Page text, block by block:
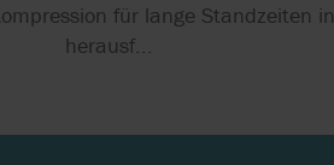
für lange Standzeiten in
herausf...